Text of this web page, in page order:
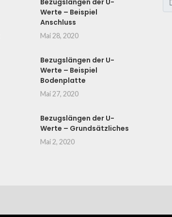
Bezugslängen der U-
Werte – Beispiel
Anschluss
Mai 28, 2020
Bezugslängen der U-
Werte – Beispiel
Bodenplatte
Mai 27, 2020
Bezugslängen der U-
Werte – Grundsätzliches
Mai 2, 2020